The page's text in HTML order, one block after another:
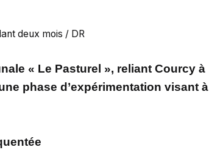
deux mois / DR
« Le Pasturel », reliant Courcy à
phase d’expérimentation visant à